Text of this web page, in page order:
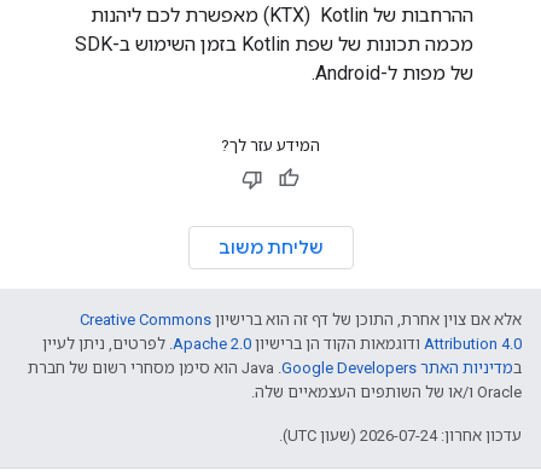
ההרחבות של Kotlin ‏ (KTX) מאפשרת לכם ליהנות
מכמה תכונות של שפת Kotlin בזמן השימוש ב-SDK
של מפות ל-Android.
המידע עזר לך?
שליחת משוב
אלא אם צוין אחרת, התוכן של דף זה הוא ברישיון Creative Commons
Attribution 4.0 ודוגמאות הקוד הן ברישיון Apache 2.0. לפרטים, ניתן לעיין
במדיניות האתר Google Developers‏
.‏ Java הוא סימן מסחרי רשום של חברת
Oracle ו/או של השותפים העצמאיים שלה.
עדכון אחרון: 2026-07-24 (שעון UTC).